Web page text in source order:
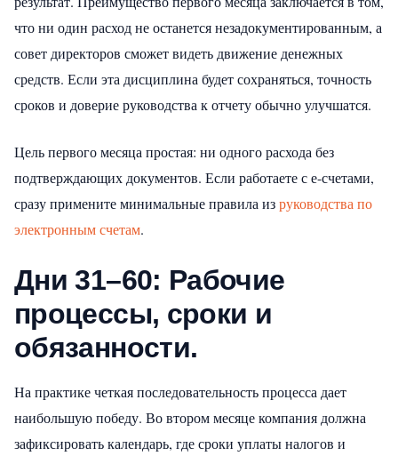
что ни один расход не останется незадокументированным, а
совет директоров сможет видеть движение денежных
средств. Если эта дисциплина будет сохраняться, точность
сроков и доверие руководства к отчету обычно улучшатся.
Цель первого месяца простая: ни одного расхода без
подтверждающих документов. Если работаете с е-счетами,
сразу примените минимальные правила изруководства по
электронным счетам.
Дни 31–60: Рабочие
процессы, сроки и
обязанности.
На практике четкая последовательность процесса дает
наибольшую победу. Во втором месяце компания должна
зафиксировать календарь, где сроки уплаты налогов и